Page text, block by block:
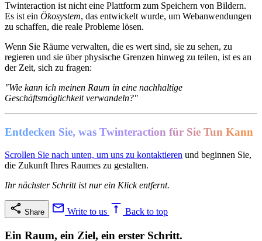
Twinteraction ist nicht eine Plattform zum Speichern von Bildern.
Es ist ein Ökosystem, das entwickelt wurde, um Webanwendungen
zu schaffen, die reale Probleme lösen.
Wenn Sie Räume verwalten, die es wert sind, sie zu sehen, zu
regieren und sie über physische Grenzen hinweg zu teilen, ist es an
der Zeit, sich zu fragen:
"Wie kann ich meinen Raum in eine nachhaltige
Geschäftsmöglichkeit verwandeln?"
Entdecken Sie, was Twinteraction für Sie Tun Kann
Scrollen Sie nach unten, um uns zu kontaktieren und beginnen Sie,
die Zukunft Ihres Raumes zu gestalten.
Ihr nächster Schritt ist nur ein Klick entfernt.
Share Write to us Back to top
Ein Raum, ein Ziel, ein erster Schritt.